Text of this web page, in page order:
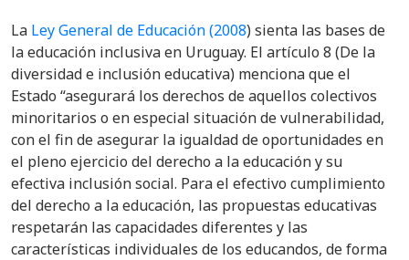
La Ley General de Educación (2008) sienta las bases de
la educación inclusiva en Uruguay. El artículo 8 (De la
diversidad e inclusión educativa) menciona queel
Estado “asegurará los derechos de aquellos colectivos
minoritarios o en especial situación de vulnerabilidad,
con el fin de asegurar la igualdad de oportunidades en
el pleno ejercicio del derecho a la educación y su
efectiva inclusión social. Para el efectivo cumplimiento
del derecho a la educación, las propuestas educativas
respetarán las capacidades diferentes y las
características individuales de los educandos, de forma